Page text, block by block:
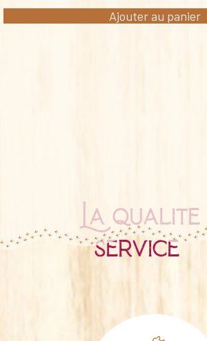
Ajouter au panier
La
service